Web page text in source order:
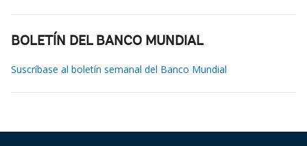
BOLETÍN DEL BANCO MUNDIAL
Suscríbase al boletín semanal del Banco Mundial